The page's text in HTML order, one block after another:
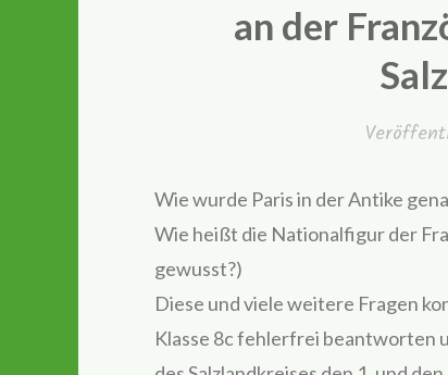
an der
Wie wurde Paris in der Antike
Wie heißt die Nationalfigur der
gewusst?)
Diese und viele weitere Fragen
Klasse 8c fehlerfrei beantworten